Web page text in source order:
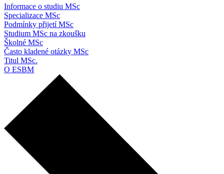
Informace o studiu MSc
Specializace MSc
Podmínky přijetí MSc
Studium MSc na zkoušku
Školné MSc
Často kladené otázky MSc
Titul MSc.
O ESBM